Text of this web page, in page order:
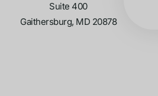
Suite 400
Gaithersburg, MD 20878